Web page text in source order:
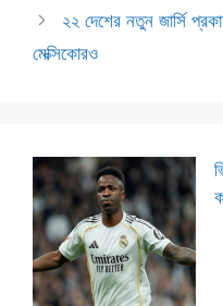
২২ দেশের নতুন জার্সি
মেক্সিকোরও